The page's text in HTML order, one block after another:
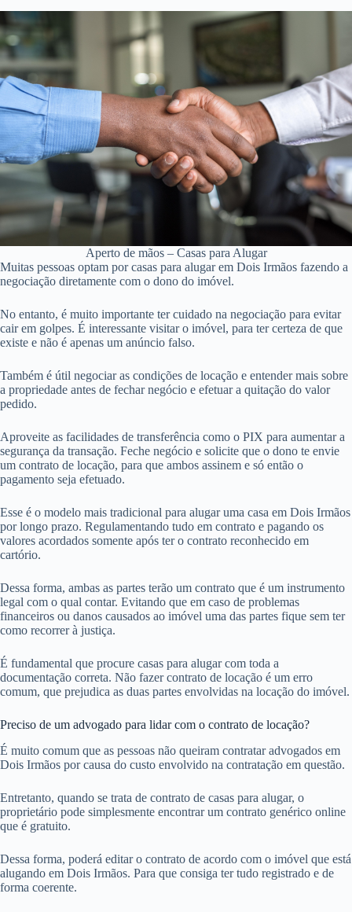
Aperto de mãos – Casas para Alugar
Muitas pessoas optam por casas para alugar em Dois Irmãos fazendo a
negociação diretamente com o dono do imóvel.
No entanto, é muito importante ter cuidado na negociação para evitar
cair em golpes. É interessante visitar o imóvel, para ter certeza de que
existe e não é apenas um anúncio falso.
Também é útil negociar as condições de locação e entender mais sobre
a propriedade antes de fechar negócio e efetuar a quitação do valor
pedido.
Aproveite as facilidades de transferência como o PIX para aumentar a
segurança da transação. Feche negócio e solicite que o dono te envie
um contrato de locação, para que ambos assinem e só então o
pagamento seja efetuado.
Esse é o modelo mais tradicional para alugar uma casa em Dois Irmãos
por longo prazo. Regulamentando tudo em contrato e pagando os
valores acordados somente após ter o contrato reconhecido em
cartório.
Dessa forma, ambas as partes terão um contrato que é um instrumento
legal com o qual contar. Evitando que em caso de problemas
financeiros ou danos causados ao imóvel uma das partes fique sem ter
como recorrer à justiça.
É fundamental que procure casas para alugar com toda a
documentação correta. Não fazer contrato de locação é um erro
comum, que prejudica as duas partes envolvidas na locação do imóvel.
Preciso de um advogado para lidar com o contrato de locação?
É muito comum que as pessoas não queiram contratar advogados em
Dois Irmãos por causa do custo envolvido na contratação em questão.
Entretanto, quando se trata de contrato de casas para alugar, o
proprietário pode simplesmente encontrar um contrato genérico online
que é gratuito.
Dessa forma, poderá editar o contrato de acordo com o imóvel que está
alugando em Dois Irmãos. Para que consiga ter tudo registrado e de
forma coerente.